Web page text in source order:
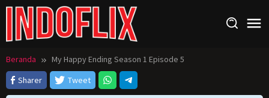
Loncat
konten
Beranda
My Happy Ending Season 1 Episode 5
Sharer
Tweet